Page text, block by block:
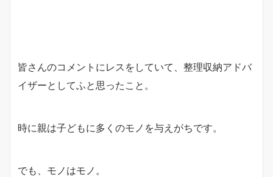
皆さんのコメントにレスをしていて、整理収納アドバ
イザーとしてふと思ったこと。
時に親は子どもに多くのモノを与えがちです。
でも、モノはモノ。